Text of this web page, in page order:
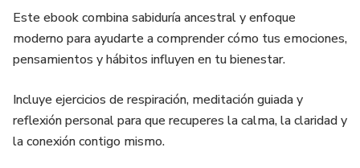
Este ebook combina sabiduría ancestral y enfoque
moderno para ayudarte a comprender cómo tus emociones,
pensamientos y hábitos influyen en tu bienestar.
Incluye ejercicios de respiración, meditación guiada y
reflexión personal para que recuperes la calma, la claridad y
la conexión contigo mismo.